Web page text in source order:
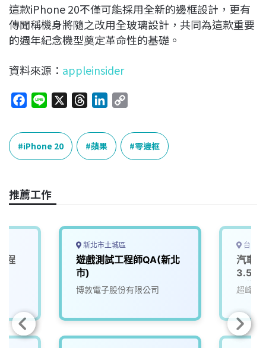
這款iPhone 20不僅可能採用全新的邊框設計，更有
傳聞稱機身將隨之改用全玻璃設計，共同為這款重要
的週年紀念機型奠定革命性的基礎。
資料來源： appleinsider
c
e
b
o
k
n
e
r
e
a
n
e
n
p
y
L
k
iPhone 20 蘋果 零邊框
推薦工作
程
新北市土城區
遊戲測試工程師QA(新北
市)
博敦電子股份有限公司
台中
汽車
3.5萬
日均
超峰汽